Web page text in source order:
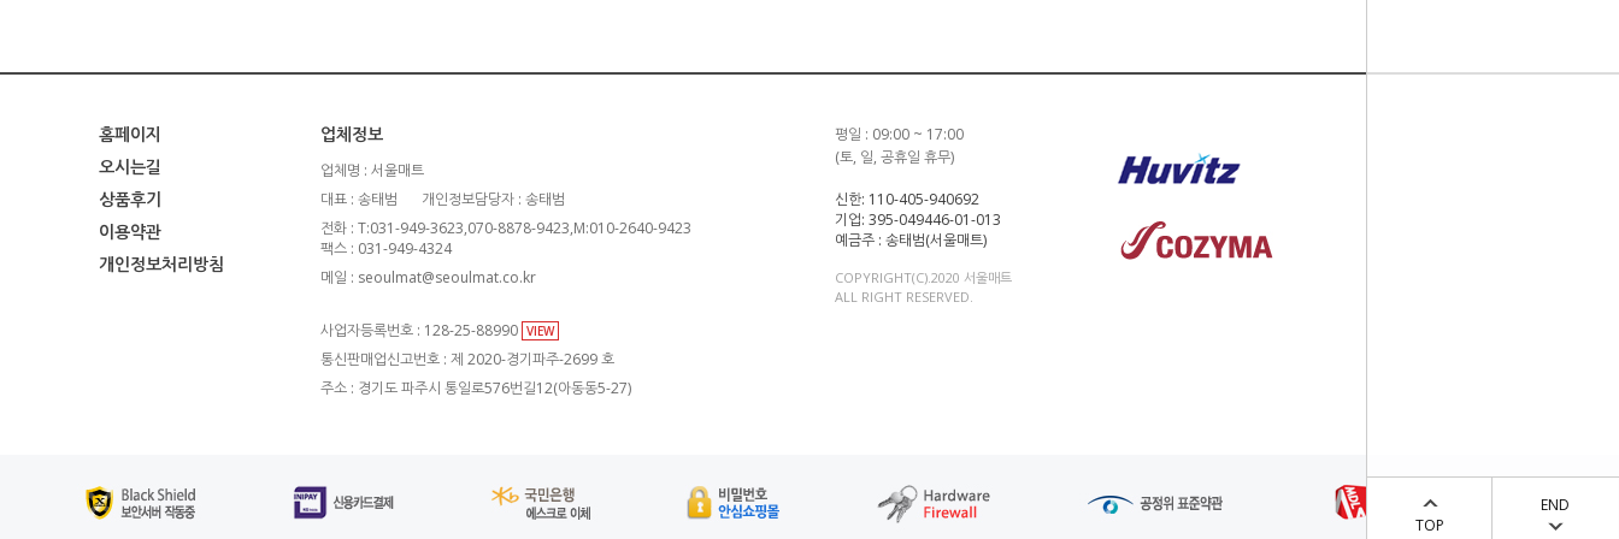
TOP
END
홈페이지
오시는길
상품후기
이용약관
개인정보처리방침
업체정보
업체명 : 서울매트
대표 : 송태범
개인정보담당자 : 송태범
전화 : T:031-949-3623,070-8878-9423,M:010-2640-9423
팩스 : 031-949-4324
메일 : seoulmat@seoulmat.co.kr
사업자등록번호 : 128-25-88990 VIEW
통신판매업신고번호 : 제 2020-경기파주-2699 호
주소 : 경기도 파주시 통일로576번길12(아동동5-27)
평일 : 09:00 ~ 17:00
(토, 일, 공휴일 휴무)
신한: 110-405-940692
기업: 395-049446-01-013
예금주 : 송태범(서울매트)
COPYRIGHT(C).2020 서울매트
ALL RIGHT RESERVED.